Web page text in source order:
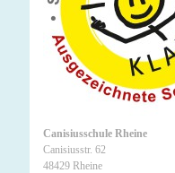
Canisiusschule Rheine
Canisiusstr. 62
48429 Rheine